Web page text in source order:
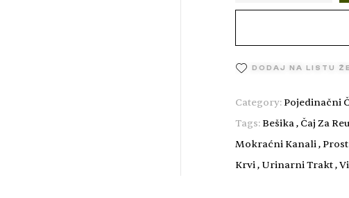
DODAJ NA LISTU
Category: Pojedinačni
Tags: Bešika, Čaj Za
Mokraćni Kanali,
Krvi, Urinarni Trakt,